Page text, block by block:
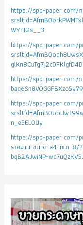
https://spp-paper com/ก
WYnIOs__3
https://spp-paper com/
https://spp-paper com/ก
https://spp-paper com/
n_e5EL0Uy
https://spp-paper com/
รายงาน-ขนาด-a4-หนา-8/
bqB2AJwiNP-